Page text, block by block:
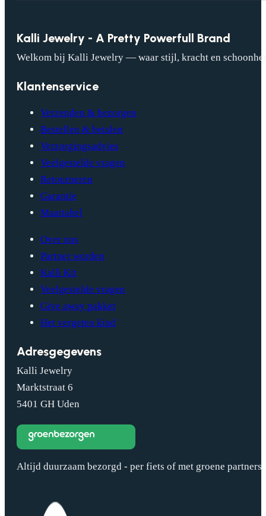
Kalli Jewelry - A Pretty Powerfull Brand
Welkom bij Kalli Jewelry — waar stijl, kracht en
Klantenservice
Verzenden & bezorgen
Bestellen & betalen
Verzorgingsadvies
Veelgestelde vragen
Retourneren
Garantie
Maattabel
Over ons
Partner worden
Kalli Kit
Veelgestelde vragen
Give away pakket
Het vergeten kind
Adresgegevens
Kalli Jewelry
Marktstraat 6
5401 GH Uden
Altijd duurzaam bezorgd - per fiets of met groene partners